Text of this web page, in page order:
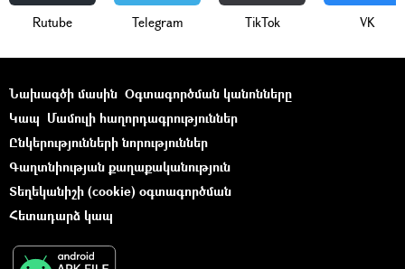
Rutube Telegram ТikТоk VK
Նախագծի մասին Օգտագործման կանոնները
Կապ Մամուլի հաղորդագրություններ
Ընկերությունների նորություններ
Գաղտնիության քաղաքականություն
Տեղեկանիշի (cookie) օգտագործման
Հետադարձ կապ